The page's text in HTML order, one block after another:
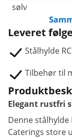
sølv
Leveret
Stålhylde
Tilbehør til
Elegant rustfri
Denne stålhylde
Caterings store